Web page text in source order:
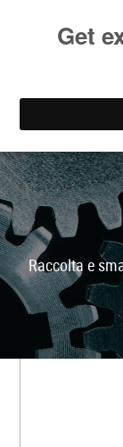
Raccolta e